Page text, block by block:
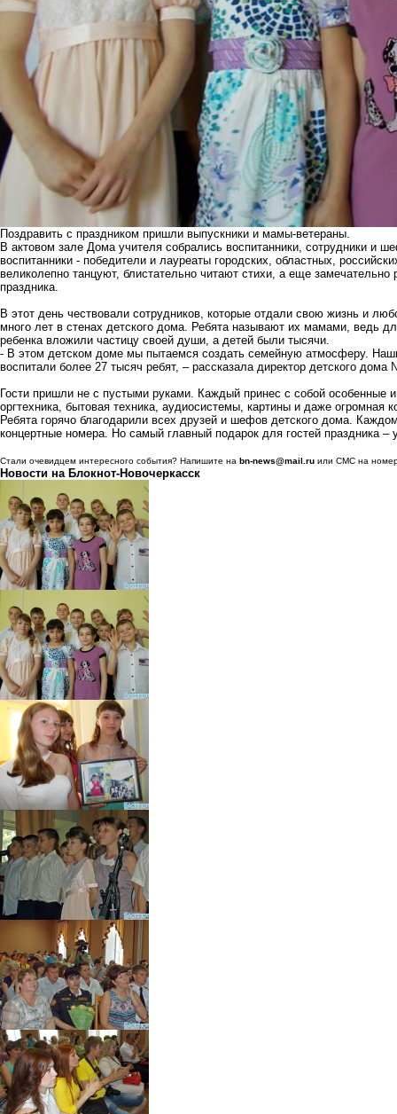
Поздравить с праздником пришли выпускники и мамы-ветераны.
В актовом зале Дома учителя собрались воспитанники, сотрудники и
воспитанники - победители и лауреаты городских, областных,
великолепно танцуют, блистательно читают стихи, а еще
праздника.
В этот день чествовали сотрудников, которые отдали свою жизнь и
много лет в стенах детского дома. Ребята называют их мамами, ведь
ребенка вложили частицу своей души, а детей были тысячи.
- В этом детском доме мы пытаемся создать семейную атмосферу.
воспитали более 27 тысяч ребят, – рассказала директор детского
Гости пришли не с пустыми руками. Каждый принес с собой особенные
оргтехника, бытовая техника, аудиосистемы, картины и даже огромная
Ребята горячо благодарили всех друзей и шефов детского дома.
концертные номера. Но самый главный подарок для гостей праздника
Стали очевидцем интересного события? Напишите на bn-news@mail.ru или СМС на
Новости на Блoкнoт-Новочеркасск